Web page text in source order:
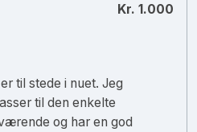
Kr. 1.000
til stede i nuet. Jeg
til den enkelte
og har en god